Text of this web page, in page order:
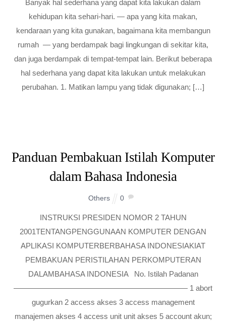
Banyak hal sederhana yang dapat kita lakukan dalam
kehidupan kita sehari-hari. — apa yang kita makan,
kendaraan yang kita gunakan, bagaimana kita membangun
rumah — yang berdampak bagi lingkungan di sekitar kita,
dan juga berdampak di tempat-tempat lain. Berikut beberapa
hal sederhana yang dapat kita lakukan untuk melakukan
perubahan. 1. Matikan lampu yang tidak digunakan; […]
Panduan Pembakuan Istilah Komputer
dalam Bahasa Indonesia
Others 0
INSTRUKSI PRESIDEN NOMOR 2 TAHUN
2001TENTANGPENGGUNAAN KOMPUTER DENGAN
APLIKASI KOMPUTERBERBAHASA INDONESIAKIAT
PEMBAKUAN PERISTILAHAN PERKOMPUTERAN
DALAMBAHASA INDONESIA No. Istilah Padanan
——————————————————————— 1 abort
gugurkan 2 access akses 3 access management
manajemen akses 4 access unit unit akses 5 account akun;